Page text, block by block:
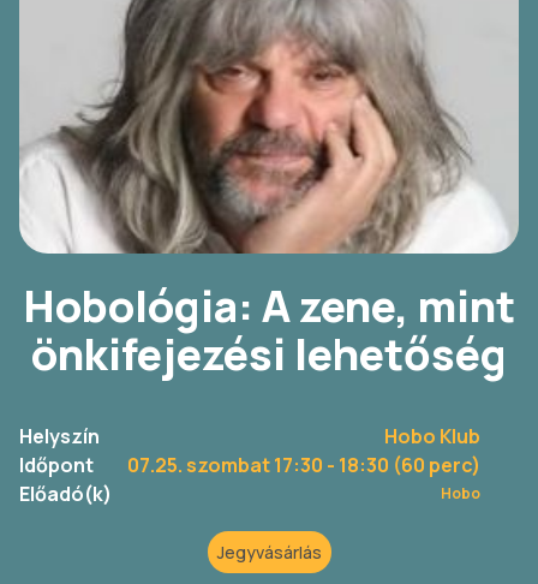
Hobológia: A zene, mint
önkifejezési lehetőség
Helyszín
Hobo Klub
Időpont
07.25. szombat 17:30 - 18:30 (60 perc)
Előadó(k)
Hobo
Jegyvásárlás